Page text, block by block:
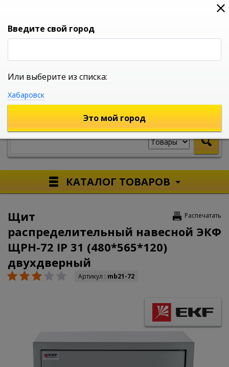
0
УНИВЕРСАЛЬНЫЙ ИНТЕРНЕТ МАГАЗИН
КАТАЛОГ ТОВАРОВ
Распечатать
Щит
распределительный навесной ЭКФ
ЩРН-72 IP 31 (480*565*120)
двухдверный
Артикул : mb21-72
Введите свой город
Или выберите из списка:
Хабаровск
Это мой город